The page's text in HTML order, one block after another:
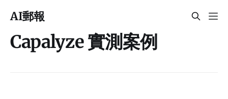
AI郵報
Capalyze 實測案例